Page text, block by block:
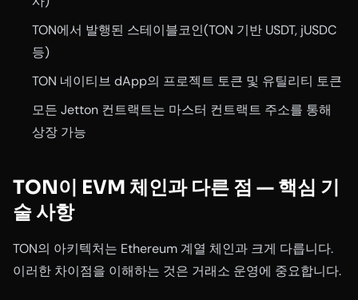
TON에서 발행된 스테이블코인(TON 기반 USDT, jUSDC
등)
TON 네이티브 dApp의 프로젝트 토큰 및 유틸리티 토큰
모든 Jetton 컨트랙트는 마스터 컨트랙트 주소를 통해
상장 가능
TON이 EVM 체인과 다른 점 — 핵심 기
술 사항
TON의 아키텍처는 Ethereum 계열 체인과 크게 다릅니다.
이러한 차이점을 이해하는 것은 거래소 운영에 중요합니다.